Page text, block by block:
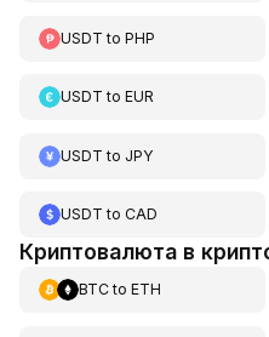
USDT to PHP
USDT to EUR
USDT to JPY
USDT to CAD
Криптовалюта в
BTCto ETH